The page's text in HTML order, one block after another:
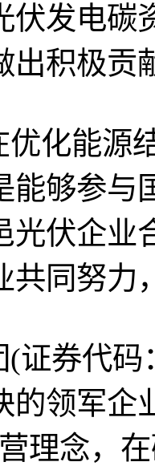
伏发电碳
出积极贡
化能源结
能够参与
光伏企业
共同努力
券代码
的领军企
理念，